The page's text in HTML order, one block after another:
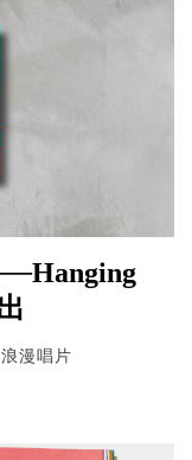
漫唱片